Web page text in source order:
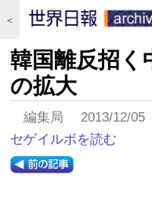
＜
韓国離反招く
の拡大
編集局 2013/12/
セゲイルボを読む